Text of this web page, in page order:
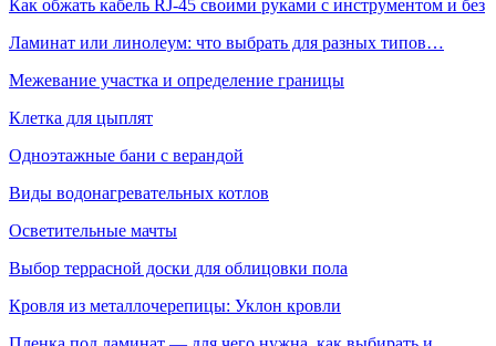
Как обжать кабель RJ-45 своими руками с инструментом и без
Ламинат или линолеум: что выбрать для разных типов…
Межевание участка и определение границы
Клетка для цыплят
Одноэтажные бани с верандой
Виды водонагревательных котлов
Осветительные мачты
Выбор террасной доски для облицовки пола
Кровля из металлочерепицы: Уклон кровли